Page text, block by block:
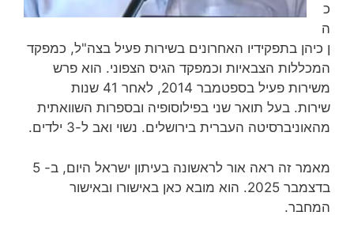
כ
ה
ן כיהן בתפקידיו האחרונים בשירות פעיל בצה"ל, כמפקד
המכללות הצבאיות וכמפקד הגיס הצפוני. הוא פרש
משירות פעיל בספטמבר 2014, לאחר 41 שנות
שירות‏. בעל תואר שני בפילוסופיה ובספרות השוואתית
מהאוניברסיטה העברית בירושלים. נשוי ואב ל-3 ילדים.
מאמר זה ראה אור לראשונה בעיתון ישראל היום, ב- 5
בדצמבר 2025. הוא מובא כאן באישורו ובאישור
המחבר.